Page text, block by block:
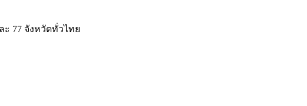
ะ 77 จังหวัดทั่วไทย